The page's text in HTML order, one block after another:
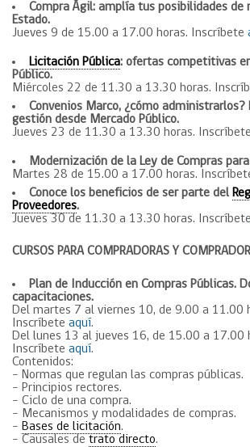
Compra Ágil: amplía tus posibilidades de
Estado.
Jueves 9 de 15.00 a 17.00 horas. Inscríbete
Licitación Pública: ofertas competitivas
Público.
Miércoles 22 de 11.30 a 13.30 horas.
Convenios Marco, ¿cómo administrarlos?
gestión desde Mercado Público.
Jueves 23 de 11.30 a 13.30 horas. Inscríbete
Modernización de la Ley de Compras
Martes 28 de 15.00 a 17.00 horas.
Conoce los beneficios de ser parte del
Proveedores.
Jueves 30 de 11.30 a 13.30 horas. Inscríbete
CURSOS PARA COMPRADORAS Y
Plan de Inducción en Compras Públicas.
capacitaciones.
Del martes 7 al viernes 10, de 9.00 a 11.00
Inscríbete aquí.
Del lunes 13 al jueves 16, de 15.00 a 17.00
Inscríbete aquí.
Contenidos:
– Normas que regulan las compras públicas.
– Principios rectores.
– Ciclo de una compra.
– Mecanismos y modalidades de compras.
– Bases de licitación.
– Causales de trato directo.